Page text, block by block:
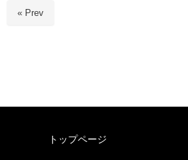
« Prev
トップページ